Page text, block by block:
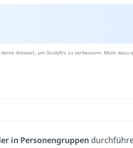
Antwort, um Studyflix zu verbessern. Mehr dazu
in Personengruppen